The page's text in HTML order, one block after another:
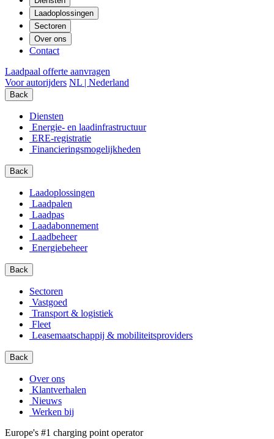
Laadoplossingen
Sectoren
Over ons
Contact
Laadpaal offerte aanvragen
Voor autorijders NL | Nederland
Back
Diensten
Energie- en laadinfrastructuur
ERE-registratie
Financierings­mogelijkheden
Back
Laadoplossingen
Laadpalen
Laadpas
Laadabonnement
Laadbeheer
Energiebeheer
Back
Sectoren
Vastgoed
Transport & logistiek
Fleet
Leasemaatschappij & mobiliteitsproviders
Back
Over ons
Klantverhalen
Nieuws
Werken bij
Europe's #1 charging point operator